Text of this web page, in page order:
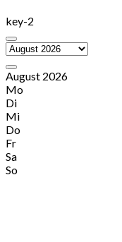
key-2
August 2026
Mo
Di
Mi
Do
Fr
Sa
So